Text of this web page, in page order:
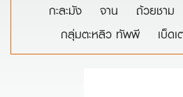
กะละมัง
จาน ถ้วยชาม
กลุ่มตะหลิว ทัพพี
เบ็ด